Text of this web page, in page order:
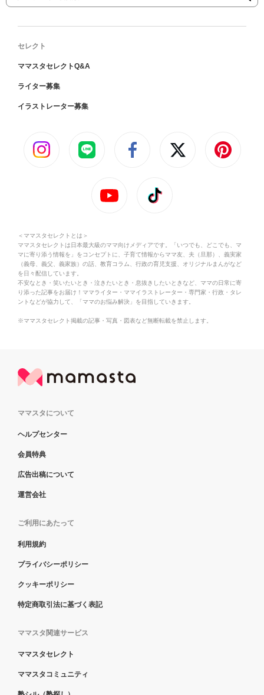
セレクト
ママスタセレクトQ&A
ライター募集
イラストレーター募集
＜ママスタセレクトとは＞
ママスタセレクトは日本最大級のママ向けメディアです。「いつでも、どこでも、マ
マに寄り添う情報を」をコンセプトに、子育て情報からママ友、夫（旦那）、義実家
（義母、義父、義家族）の話、教育コラム、行政の育児支援、オリジナルまんがなど
を日々配信しています。
不安なとき・笑いたいとき・泣きたいとき・息抜きしたいときなど、ママの日常に寄
り添った記事をお届け！ママライター・ママイラストレーター・専門家・行政・タレ
ントなどが協力して、「ママのお悩み解決」を目指していきます。
※ママスタセレクト掲載の記事・写真・図表など無断転載を禁止します。
ママスタについて
ヘルプセンター
会員特典
広告出稿について
運営会社
ご利用にあたって
利用規約
プライバシーポリシー
クッキーポリシー
特定商取引法に基づく表記
ママスタ関連サービス
ママスタセレクト
ママスタコミュニティ